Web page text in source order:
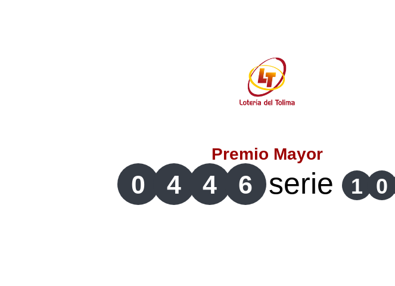
Lotería de Risaralda
Premio Mayor
0 4 4 6 serie 1 0